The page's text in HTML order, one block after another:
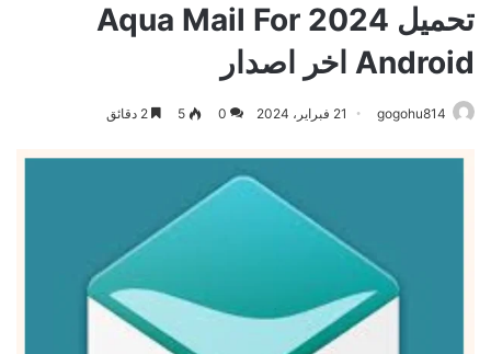
تحميل 2024 Aqua Mail For
Android اخر اصدار
gogohu814 21 فبراير، 2024 0
5